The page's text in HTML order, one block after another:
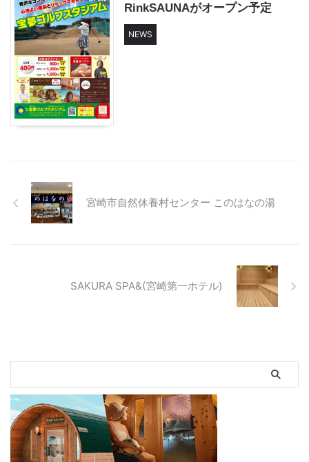
RinkSAUNAがオープン予定
NEWS
宮崎市自然休養村センター このはなの湯
SAKURA SPA&(宮崎第一ホテル)